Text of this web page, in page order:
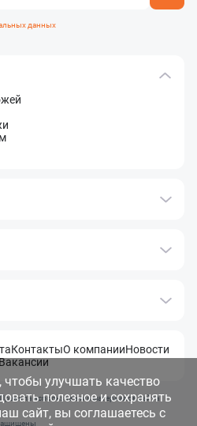
данных
КонтактыО компанииНовости
Правила использования материалов сайта
улучшать качество
полезное и сохранять
сайт, вы соглашаетесь с